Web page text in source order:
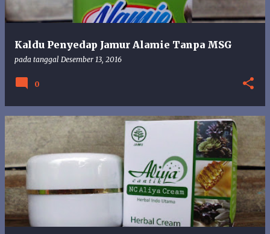
Kaldu Penyedap Jamur Alamie Tanpa MSG
pada tanggal Desember 13, 2016
0